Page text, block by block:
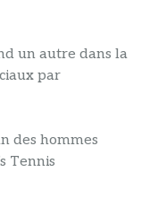
un autre dans la
par
des hommes
Tennis